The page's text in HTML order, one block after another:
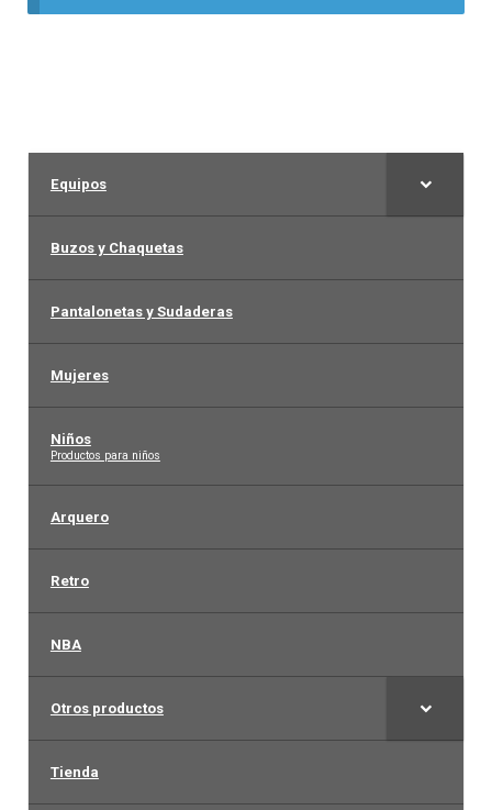
Pantalonetas y sudaderas
Arquero
Mujeres
Niños
Otros productos
OUTLET
Equipos
Buzos y Chaquetas
Pantalonetas y Sudaderas
Mujeres
Niños
–
Productos para niños
Arquero
Retro
NBA
Otros productos
Tienda